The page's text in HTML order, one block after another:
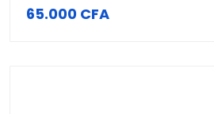
65.000 CFA